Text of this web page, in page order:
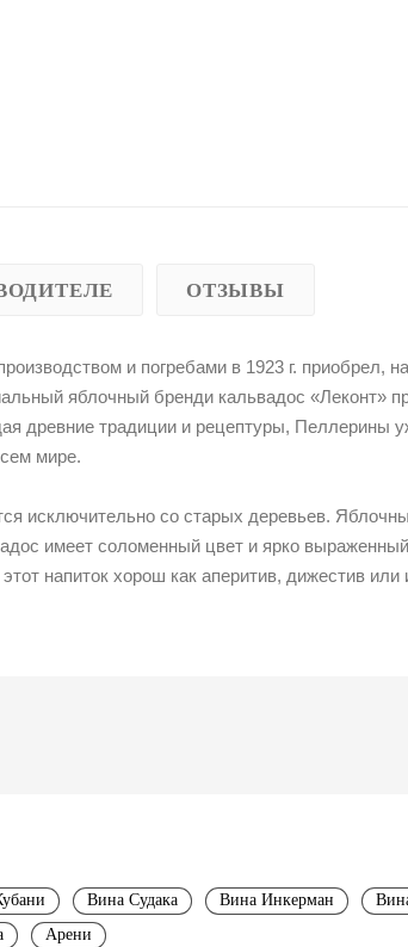
ОТЗЫВЫ
и погребами в 1923 г. приобрел,
яблочный бренди кальвадос «Леконт»
древние традиции и рецептуры, Пеллерины
мире.
исключительно со старых деревьев.
имеет соломенный цвет и ярко
напиток хорош как аперитив, дижестив
Вина Судака Вина Инкерман
Арени